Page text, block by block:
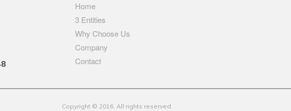
Home
3 Entities
Why Choose Us
Company
Contact
Copyright © 2016. All rights reserved.